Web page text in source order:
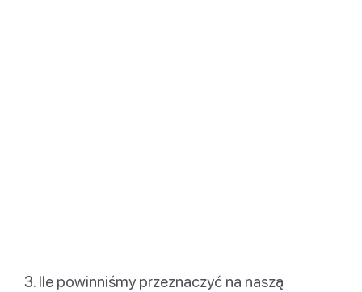
Ile powinniśmy przeznaczyć na naszą